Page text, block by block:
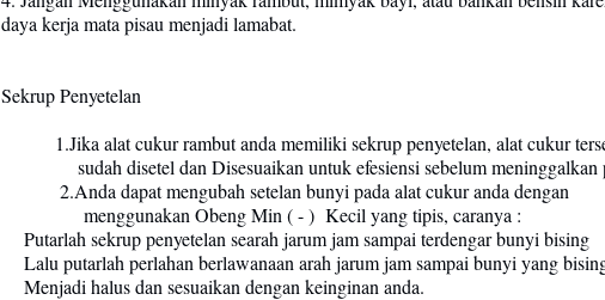
daya kerja mata pisau menjadi lamabat.
Sekrup Penyetelan
1.Jika alat cukur rambut anda memiliki sekrup penyetelan, alat cukur
sudah disetel dan Disesuaikan untuk efesiensi sebelum meninggalkan
2.Anda dapat mengubah setelan bunyi pada alat cukur anda dengan
menggunakan Obeng Min ( - ) Kecil yang tipis, caranya :
Putarlah sekrup penyetelan searah jarum jam sampai terdengar bunyi bising
Lalu putarlah perlahan berlawanaan arah jarum jam sampai bunyi yang
Menjadi halus dan sesuaikan dengan keinginan anda.